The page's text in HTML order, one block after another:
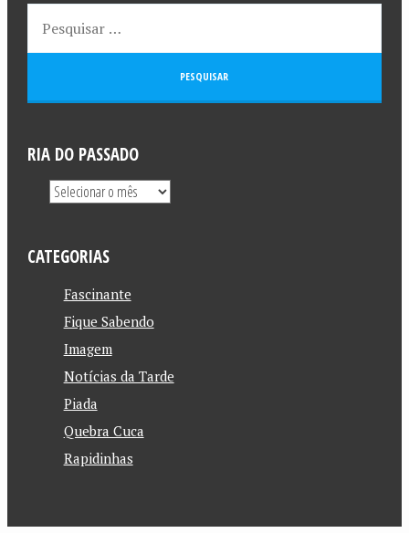
RIA DO PASSADO
CATEGORIAS
Fascinante
Fique Sabendo
Imagem
Notícias da Tarde
Piada
Quebra Cuca
Rapidinhas